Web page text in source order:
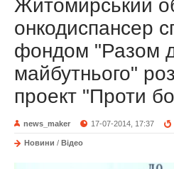
Житомирський
онкодиспансер
фондом "Разом
майбутнього"
проект "Проти
news_maker 17-07-2014, 17:37
Новини / Відео